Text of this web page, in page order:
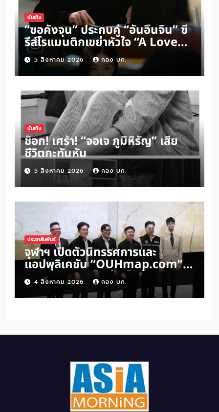
บันเทิง
“ซอคังจุน” ประกบคู่ “อันอึนจิน” ซี
รีส์โรแมนติกเขย่าหัวใจ “A Love
Other Than Yours”
5 สิงหาคม 2026 กอง บก.
บันเทิง
ช็อก! เศร้า! “จอเจ ภูมิหิรัญ” เสีย
ชีวิตกะทันหัน
5 สิงหาคม 2026 กอง บก.
ประชาสัมพันธ์
จุฬาฯ เปิดตัวนิทรรศการและ
แอปพลิเคชัน “OUHmap.com”
ระยะที่ 2 ปักหมุดย่านไชน่าทาวน์–
บรรทัดทอง–สามย่าน เชื่อมโยง
มรดกเมืองสามัญด้าน “อาหาร–
4 สิงหาคม 2026 กอง บก.